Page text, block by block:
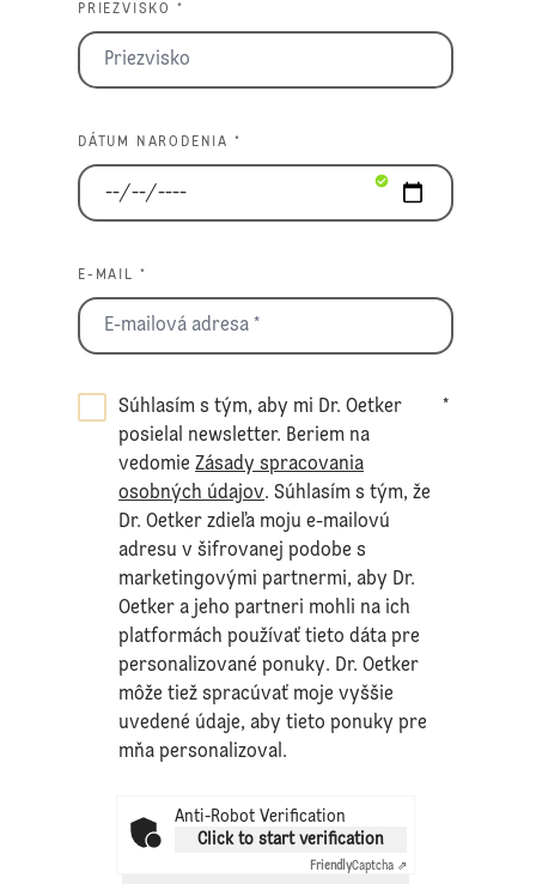
PRIEZVISKO *
DÁTUM NARODENIA *
E-MAIL *
Súhlasím s tým, aby mi Dr. Oetker
posielal newsletter. Beriem na
vedomieZásady spracovania
osobných údajov. Súhlasím s tým, že
Dr. Oetker zdieľa moju e-mailovú
adresu v šifrovanej podobe s
marketingovými partnermi, aby Dr.
Oetker a jeho partneri mohli na ich
platformách používať tieto dáta pre
personalizované ponuky. Dr. Oetker
môže tiež spracúvať moje vyššie
uvedené údaje, aby tieto ponuky pre
mňa personalizoval.
*
Anti-Robot Verification
Click to start verification
FriendlyCaptcha ⇗